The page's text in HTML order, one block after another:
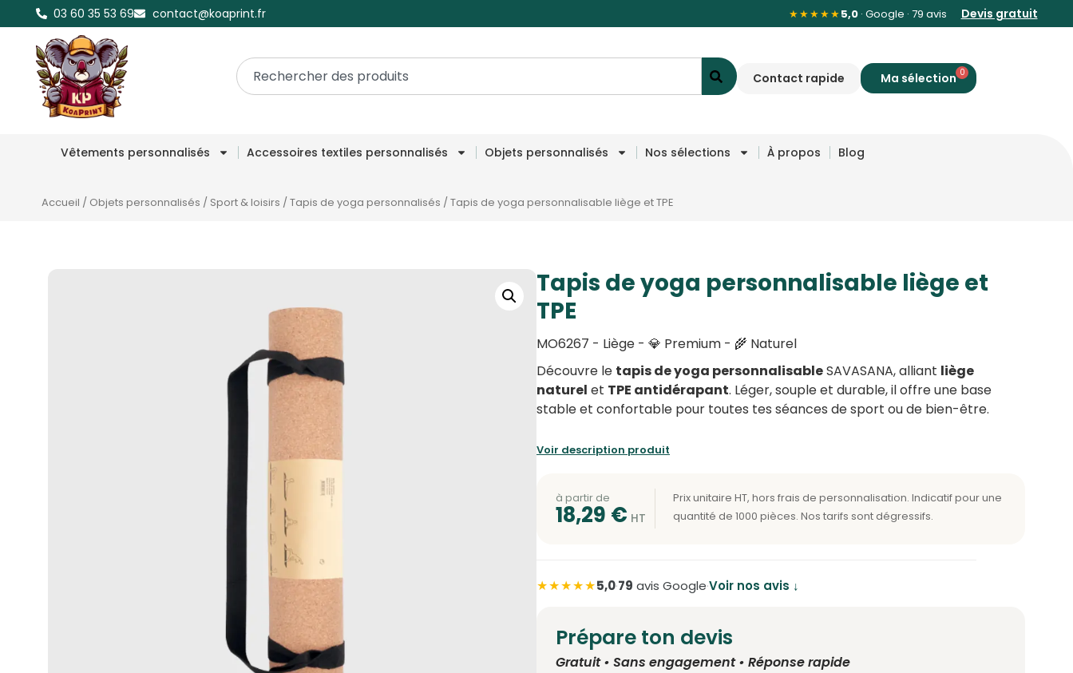
03 60 35 53 69 contact@koaprint.fr ★★★★★5,0· Google · 79 avis Devis gratuit
Contact rapide 0
Vêtements personnalisés Accessoires textiles personnalisés Objets personnalisés Nos sélections À propos Blog
Accueil / Objets personnalisés / Sport & loisirs /Tapis de yoga personnalisés /Tapis de yoga personnalisable liège et TPE
Tapis de yoga personnalisable liège et
TPE
MO6267 - Liège - 💎 Premium - 🌾 Naturel
Découvre le tapis de yoga personnalisableSAVASANA, alliant liège
naturel et TPE antidérapant. Léger, souple et durable, il offre une base
stable et confortable pour toutes tes séances de sport ou de bien-être.
Voir description produit
à partir de
18,29 €
★★★★★5,0·79 avis Google·Voir nos avis ↓
Prépare ton devis
Gratuit • Sans engagement • Réponse rapide